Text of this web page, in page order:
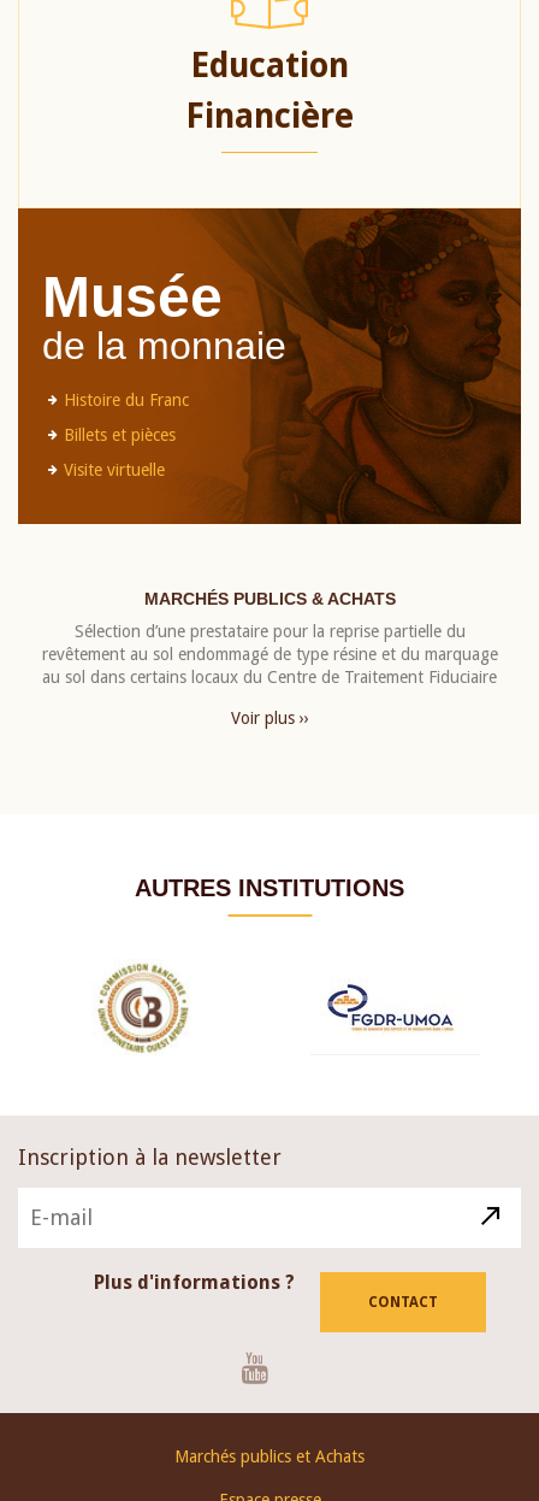
Education
Financière
Musée
de la monnaie
Histoire du Franc
Billets et pièces
Visite virtuelle
MARCHÉS PUBLICS & ACHATS
Sélection d’une prestataire pour la reprise partielle du
revêtement au sol endommagé de type résine et du marquage
au sol dans certains locaux du Centre de Traitement Fiduciaire
Voir plus ››
AUTRES INSTITUTIONS
Inscription à la newsletter
Plus d'informations ?
CONTACT
Marchés publics et Achats